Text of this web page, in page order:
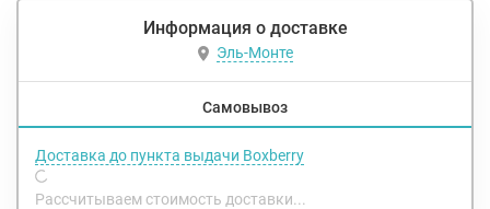
Информация о доставке
Эль-Монте
Самовывоз
Доставка до пункта выдачи Boxberry
Рассчитываем стоимость доставки...